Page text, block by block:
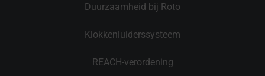
Duurzaamheid bij Roto
Klokkenluiderssysteem
REACH-verordening